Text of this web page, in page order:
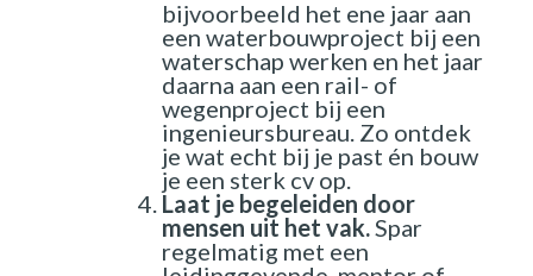
bijvoorbeeld het ene jaar aan
een waterbouwproject bij een
waterschap werken en het jaar
daarna aan een rail- of
wegenproject bij een
ingenieursbureau. Zo ontdek
je wat echt bij je past én bouw
je een sterk cv op.
Laat je begeleiden door
mensen uit het vak.Spar
regelmatig met een